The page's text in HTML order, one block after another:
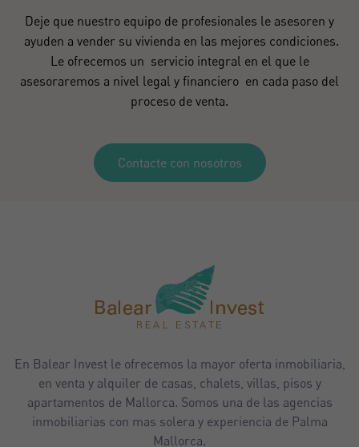
Deje que nuestro equipo de profesionales le asesoren y
ayuden a vender su vivienda en las mejores condiciones.
Le ofrecemos un servicio integral en el que le
asesoraremos a nivel legal y financiero en cada paso del
proceso de venta.
Contacte con nosotros
En Balear Invest le ofrecemos la mayor oferta inmobiliaria,
en venta y alquiler de casas, chalets, villas, pisos y
apartamentos de Mallorca. Somos una de las agencias
inmobiliarias con mas solera y experiencia de Palma
Mallorca.